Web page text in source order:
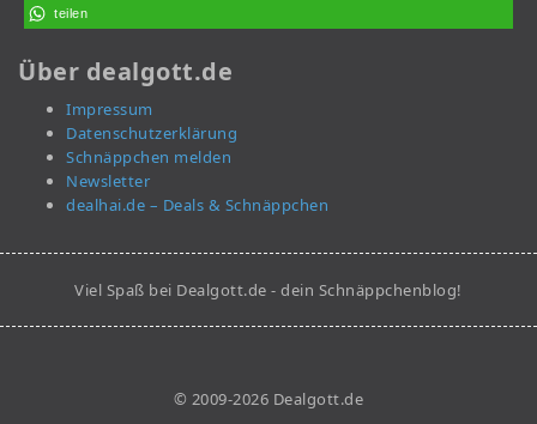
teilen
Über dealgott.de
Impressum
Datenschutzerklärung
Schnäppchen melden
Newsletter
dealhai.de – Deals & Schnäppchen
Viel Spaß bei Dealgott.de - dein Schnäppchenblog!
© 2009-2026 Dealgott.de